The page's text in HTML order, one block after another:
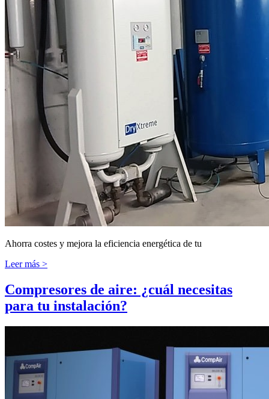
Ahorra costes y mejora la eficiencia energética de tu
Leer más >
Compresores de aire: ¿cuál necesitas
para tu instalación?